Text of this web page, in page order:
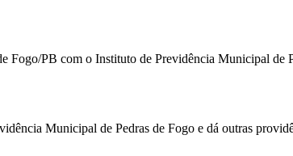
Fogo/PB com o Instituto de Previdência Municipal
Municipal de Pedras de Fogo e dá outras